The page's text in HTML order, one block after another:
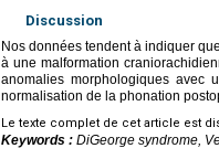
Discussion
Nos données tendent à indiquer
à une malformation
anomalies morphologiques avec
normalisation de la phonation
Le texte complet de cet article est
Keywords : DiGeorge syndrome,